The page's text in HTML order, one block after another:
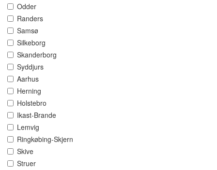
Odder
Randers
Samsø
Silkeborg
Skanderborg
Syddjurs
Aarhus
Herning
Holstebro
Ikast-Brande
Lemvig
Ringkøbing-Skjern
Skive
Struer